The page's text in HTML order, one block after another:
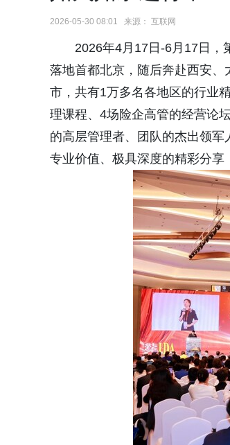
2026-05-30 08:01 来源： 互联网
2026年4月17日-6月17日，第
落地首都北京，随后奔赴西安
市，共有1万多名各地区的行业
理课程、4场险企高管的经营论
的高层管理者、团队的杰出领
专业价值、极具深度的精彩分享